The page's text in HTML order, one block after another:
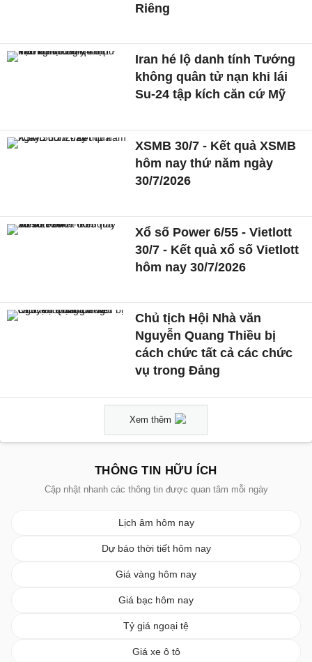
Riêng
Iran hé lộ danh tính Tướng
không quân tử nạn khi lái
Su-24 tập kích căn cứ Mỹ
XSMB 30/7 - Kết quả XSMB
hôm nay thứ năm ngày
30/7/2026
Xổ số Power 6/55 - Vietlott
30/7 - Kết quả xổ số Vietlott
hôm nay 30/7/2026
Chủ tịch Hội Nhà văn
Nguyễn Quang Thiều bị
cách chức tất cả các chức
vụ trong Đảng
Xem thêm
THÔNG TIN HỮU ÍCH
Cập nhật nhanh các thông tin được quan tâm mỗi ngày
Lịch âm hôm nay
Dự báo thời tiết hôm nay
Giá vàng hôm nay
Giá bạc hôm nay
Tỷ giá ngoại tệ
Giá xe ô tô